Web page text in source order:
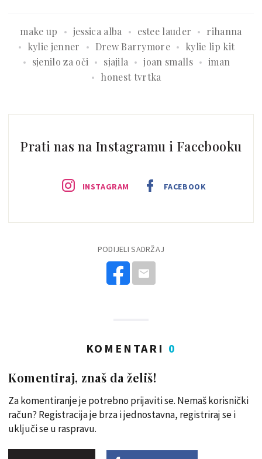
make up jessica alba estee lauder
rihanna
kylie jenner
Drew Barrymore
kylie lip kit
sjenilo za oči
sjajila joan smalls
iman
honest tvrtka
Prati nas na Instagramu i Facebooku
INSTAGRAM FACEBOOK
PODIJELI SADRŽAJ
KOMENTARI 0
Komentiraj, znaš da želiš!
Za komentiranje je potrebno prijaviti se. Nemaš korisnički
račun? Registracija je brza i jednostavna, registriraj se i
uključi se u raspravu.